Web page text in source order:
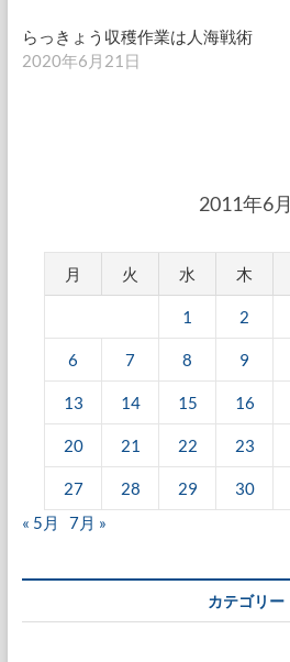
らっきょう収穫作業は人海戦術
2020年6月21日
2011年6月
月 火 水 木
1 2
6 7 8 9
13 14 15 16
20 21 22 23
27 28 29
30
« 5月
7月 »
カテゴリー